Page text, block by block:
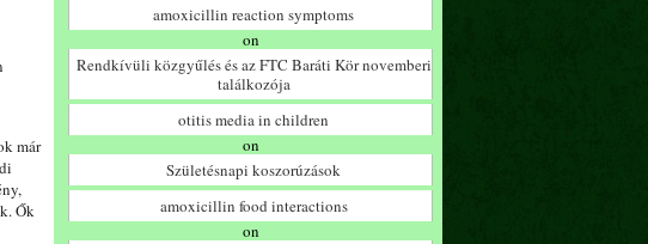
már
Ők
amoxicillin reaction symptoms
on
Rendkívüli közgyűlés és az FTC Baráti Kör novemberi
találkozója
otitis media in children
on
Születésnapi koszorúzások
amoxicillin food interactions
on